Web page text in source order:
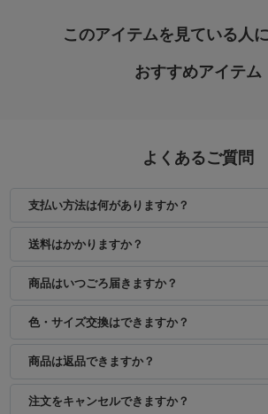
このアイテムを見ている人
おすすめアイテム
よくあるご質問
支払い方法は何がありますか？
送料はかかりますか？
商品はいつごろ届きますか？
色・サイズ交換はできますか？
商品は返品できますか？
注文をキャンセルできますか？